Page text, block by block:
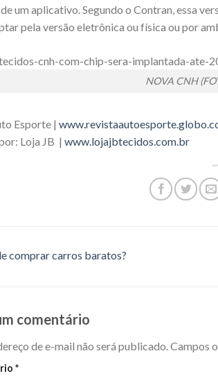
um aplicativo. Segundo o Contran, essa
pela versão eletrônica ou física ou por
NOVA CNH
Esporte |
Loja JB | www.lojajbtecidos.com.br
comprar carros baratos?
comentário
de e-mail não será publicado. Campos
*